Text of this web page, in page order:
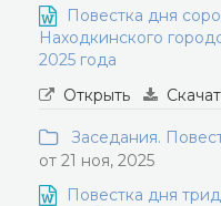
Повестка дня
Находкинского
2025 года
Открыть
Заседания.
от 21 ноя, 2025
Повестка дня